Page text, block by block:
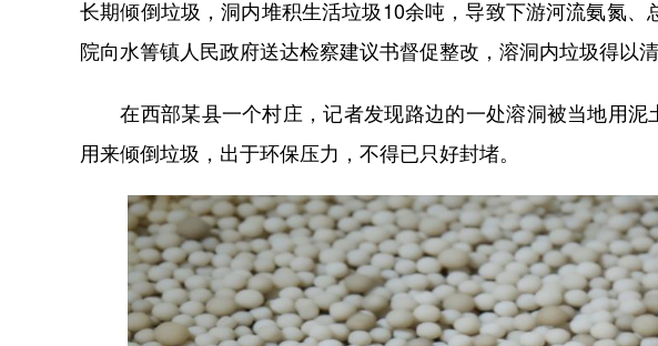
长期倾倒垃圾，洞内堆积生活垃圾10余吨，导致下游河流氨氮
院向水箐镇人民政府送达检察建议书督促整改，溶洞内垃圾得以清
在西部某县一个村庄，记者发现路边的一处溶洞被当地用泥
用来倾倒垃圾，出于环保压力，不得已只好封堵。